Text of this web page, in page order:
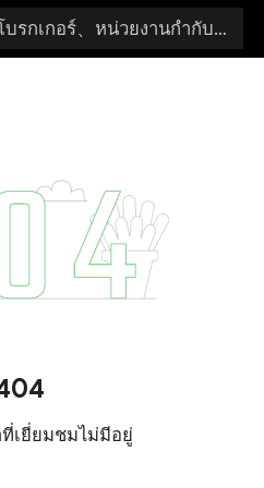
โบรกเกอร์、หน่วยงานกำกับดูแล
เยี่ยมชมไม่มีอยู่